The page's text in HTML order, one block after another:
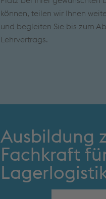
können, teilen wir Ihnen
und begleiten Sie bis zum
Lehrvertrags.
Ausbildung
Fachkraft